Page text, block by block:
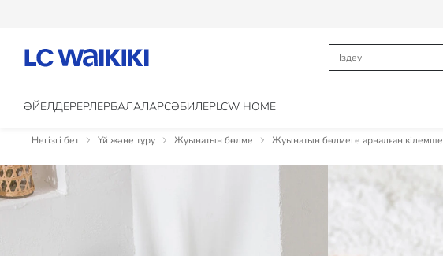
ӘЙЕЛДЕРЕРЛЕРБАЛАЛАРCӘБИЛЕРLCW HOME
Негізгі бет Үй және тұру Жуынатын бөлме Жуынатын бөлмеге арналған кілемше